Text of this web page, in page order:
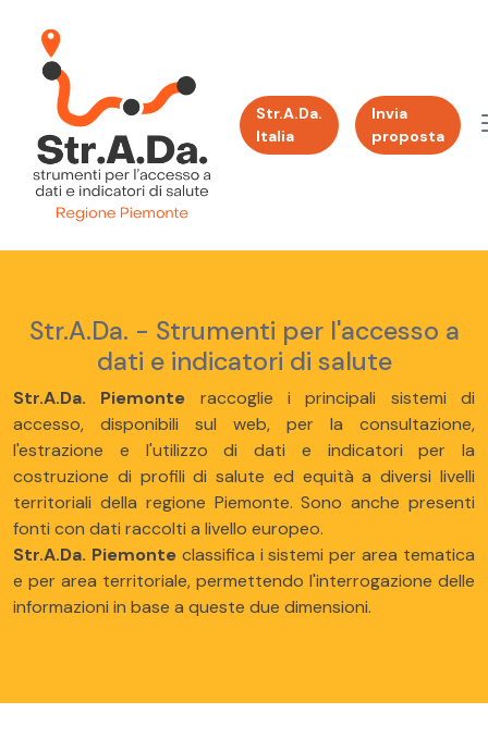
Str.A.Da.
Italia
Invia
proposta
Str.A.Da. - Strumenti per l'accesso a
dati e indicatori di salute
Str.A.Da. Piemonte raccoglie i principali sistemi di
accesso, disponibili sul web, per la consultazione,
l'estrazione e l'utilizzo di dati e indicatori per la
costruzione di profili di salute ed equità a diversi livelli
territoriali della regione Piemonte. Sono anche presenti
fonti con dati raccolti a livello europeo.
Str.A.Da. Piemonteclassifica i sistemi per area tematica
e per area territoriale, permettendo l'interrogazione delle
informazioni in base a queste due dimensioni.